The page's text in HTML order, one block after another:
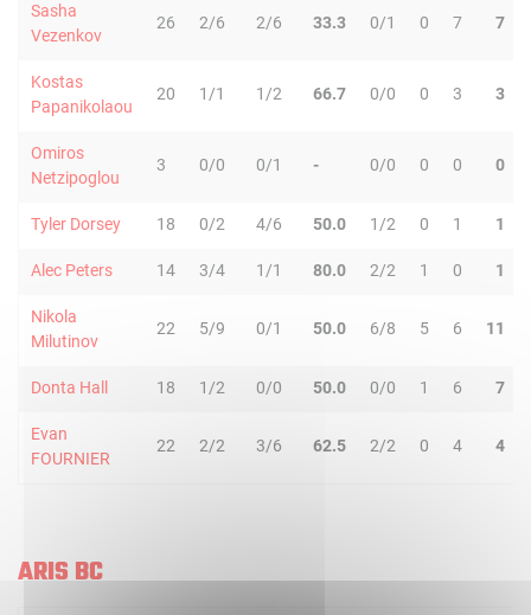
Sasha
Vezenkov
26 2/6 2/6 33.3 0/1 0 7 7
Kostas
Papanikolaou
20 1/1 1/2 66.7 0/0 0 3 3
Omiros
Netzipoglou
3 0/0 0/1 - 0/0 0 0 0
Tyler Dorsey 18 0/2 4/6 50.0 1/2 0 1 1
Alec Peters 14 3/4 1/1 80.0 2/2 1 0 1
Nikola
Milutinov
22 5/9 0/1 50.0 6/8 5 6 11
Donta Hall 18 1/2 0/0 50.0 0/0 1 6 7
Evan
FOURNIER
22 2/2 3/6 62.5 2/2 0 4 4
ARIS BC